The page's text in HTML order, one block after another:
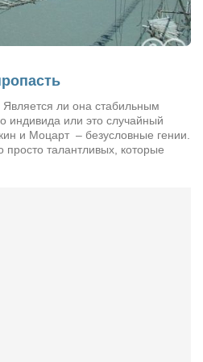
— экипировочный центр
ли она стабильным
индивида или это случайный
и Моцарт – безусловные гении.
талантливых, которые